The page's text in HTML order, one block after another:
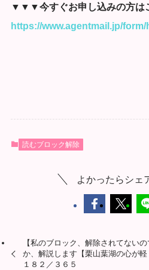
▼▼▼今すぐお申し込みの方
https://www.agentmail.jp/form/
読むブロック解除
よかったらシェ
【私のブロック、解除されてない
か、解説します【栗山葉湖の心が軽
１８２／３６５